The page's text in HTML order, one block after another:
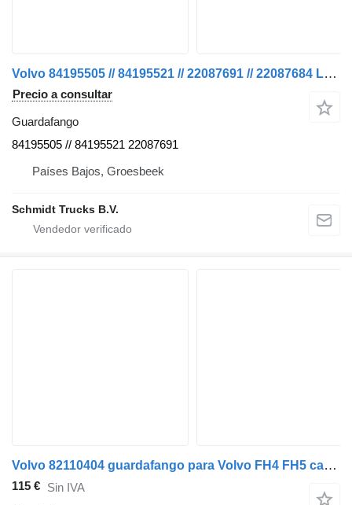
Volvo 84195505 // 84195521 // 22087691 // 22087684 Lámpara LED FM 420 EUR guardafango para camión
Precio a consultar
Guardafango
84195505 // 84195521 22087691
Países Bajos, Groesbeek
Schmidt Trucks B.V.
Volvo 82110404 guardafango para Volvo FH4 FH5 camión
115 € Sin IVA